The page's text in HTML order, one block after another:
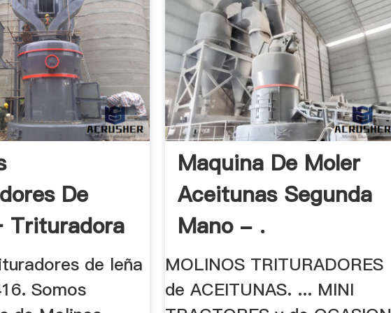
De
Trituradora
de leña
Somos
Maquina De Moler
Aceitunas Segunda
Mano - .
MOLINOS TRITURADORES
de ACEITUNAS. ... MINI